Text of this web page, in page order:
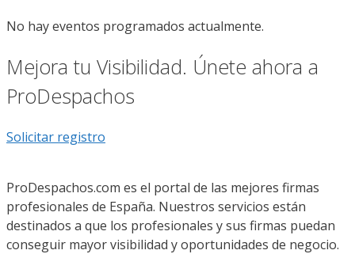
No hay eventos programados actualmente.
Mejora tu Visibilidad. Únete ahora a
ProDespachos
Solicitar registro
ProDespachos.com es el portal de las mejores firmas
profesionales de España. Nuestros servicios están
destinados a que los profesionales y sus firmas puedan
conseguir mayor visibilidad y oportunidades de negocio.